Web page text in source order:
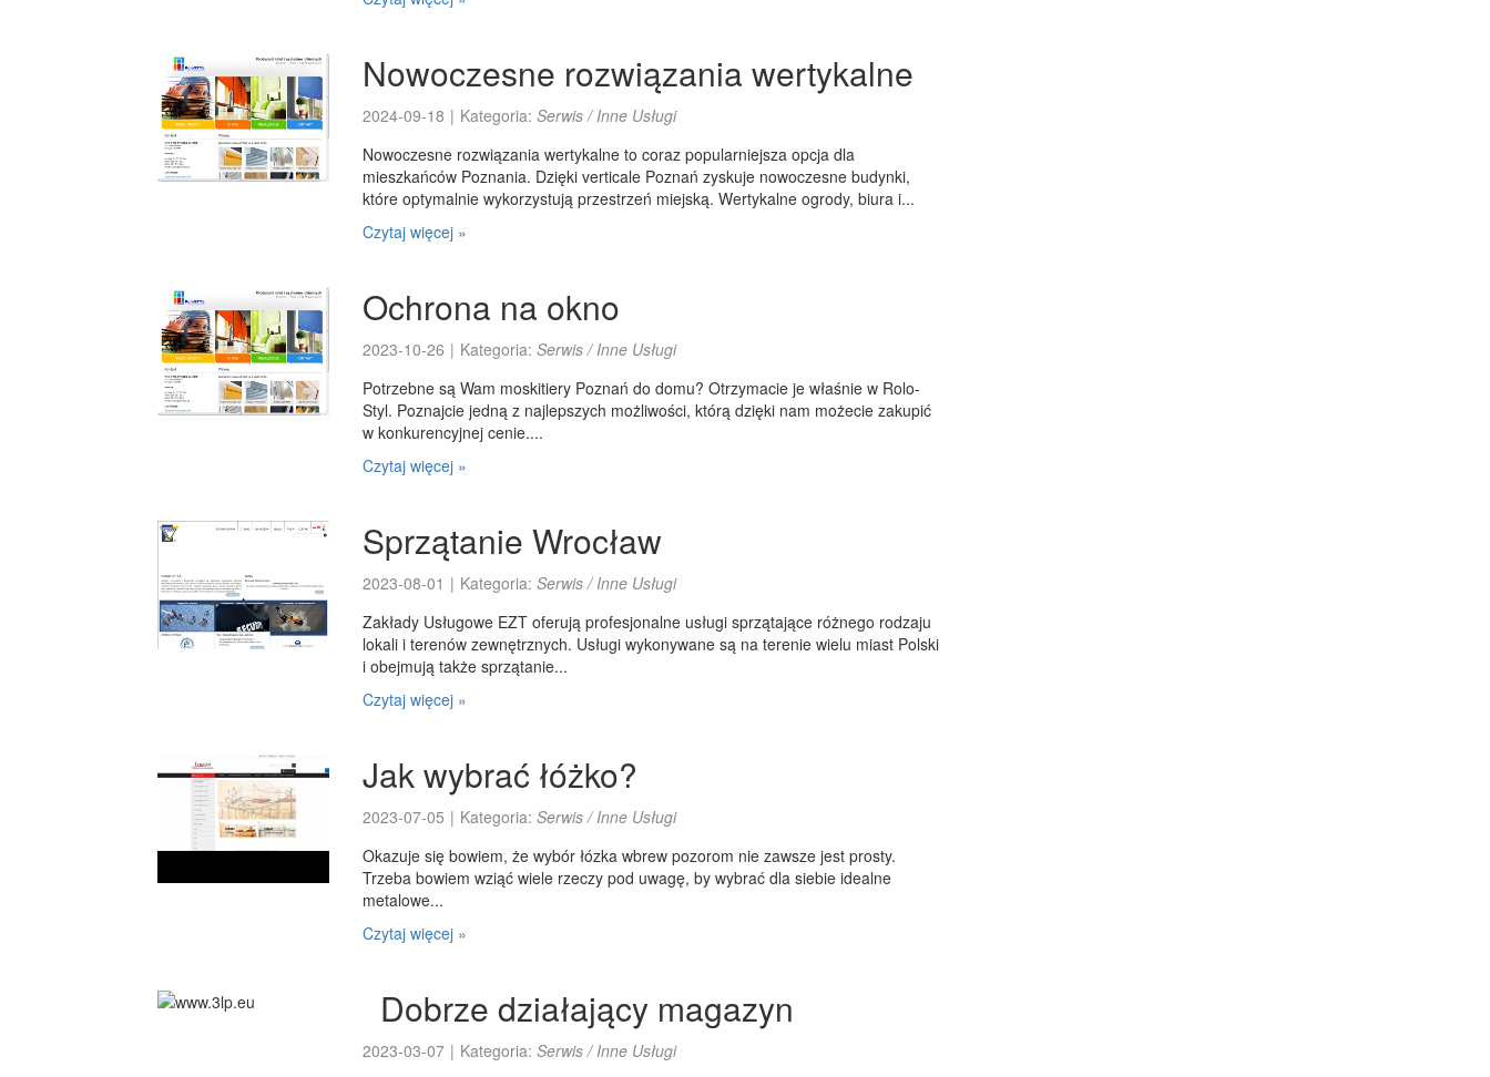
Nowoczesne rozwiązania wertykalne
2024-09-18 | Kategoria: Serwis / Inne Usługi
Nowoczesne rozwiązania wertykalne to coraz popularniejsza opcja dla
mieszkańców Poznania. Dzięki verticale Poznań zyskuje nowoczesne budynki,
które optymalnie wykorzystują przestrzeń miejską. Wertykalne ogrody, biura i...
Czytaj więcej »
Ochrona na okno
2023-10-26 | Kategoria: Serwis / Inne Usługi
Potrzebne są Wam moskitiery Poznań do domu? Otrzymacie je właśnie w Rolo-
Styl. Poznajcie jedną z najlepszych możliwości, którą dzięki nam możecie zakupić
w konkurencyjnej cenie....
Czytaj więcej »
Sprzątanie Wrocław
2023-08-01 | Kategoria: Serwis / Inne Usługi
Zakłady Usługowe EZT oferują profesjonalne usługi sprzątające różnego rodzaju
lokali i terenów zewnętrznych. Usługi wykonywane są na terenie wielu miast Polski
i obejmują także sprzątanie...
Czytaj więcej »
Jak wybrać łóżko?
2023-07-05 | Kategoria: Serwis / Inne Usługi
Okazuje się bowiem, że wybór łózka wbrew pozorom nie zawsze jest prosty.
Trzeba bowiem wziąć wiele rzeczy pod uwagę, by wybrać dla siebie idealne
metalowe...
Czytaj więcej »
Dobrze działający magazyn
2023-03-07 | Kategoria: Serwis / Inne Usługi